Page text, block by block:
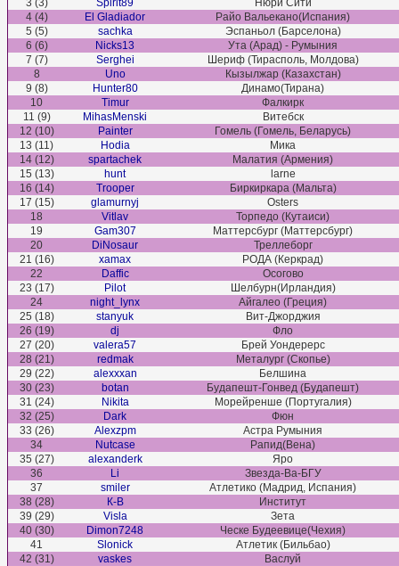
3 (3)
Spirit89
Нюри Сити
4 (4)
El Gladiador
Райо Вальекано(Испания)
5 (5)
sachka
Эспаньол (Барселона)
6 (6)
Nicks13
Ута (Арад) - Румыния
7 (7)
Serghei
Шериф (Тирасполь, Молдова)
8
Uno
Кызылжар (Казахстан)
9 (8)
Hunter80
Динамо(Тирана)
10
Timur
Фалкирк
11 (9)
MihasMenski
Витебск
12 (10)
Painter
Гомель (Гомель, Беларусь)
13 (11)
Hodia
Мика
14 (12)
spartachek
Малатия (Армения)
15 (13)
hunt
larne
16 (14)
Trooper
Биркиркара (Мальта)
17 (15)
glamurnyj
Osters
18
Vitlav
Торпедо (Кутаиси)
19
Gam307
Маттерсбург (Маттерсбург)
20
DiNosaur
Треллеборг
21 (16)
xamax
РОДА (Керкрад)
22
Daffic
Осогово
23 (17)
Pilot
Шелбурн(Ирландия)
24
night_lynx
Айгалео (Греция)
25 (18)
stanyuk
Вит-Джорджия
26 (19)
dj
Фло
27 (20)
valera57
Брей Уондерерс
28 (21)
redmak
Металург (Скопье)
29 (22)
alexxxan
Белшина
30 (23)
botan
Будапешт-Гонвед (Будапешт)
31 (24)
Nikita
Морейренше (Португалия)
32 (25)
Dark
Фюн
33 (26)
Alexzpm
Астра Румыния
34
Nutcase
Рапид(Вена)
35 (27)
alexanderk
Яро
36
Li
Звезда-Ва-БГУ
37
smiler
Атлетико (Мадрид, Испания)
38 (28)
К-В
Институт
39 (29)
Visla
Зета
40 (30)
Dimon7248
Ческе Будеевице(Чехия)
41
Slonick
Атлетик (Бильбао)
42 (31)
vaskes
Васлуй